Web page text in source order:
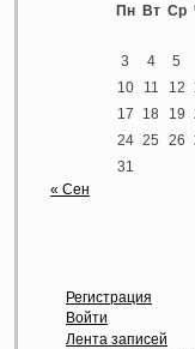
Пн Вт Ср
3
4 5
10
11 12
17
18 19
24 25 26
31
« Сен
Регистрация
Войти
Лента записей